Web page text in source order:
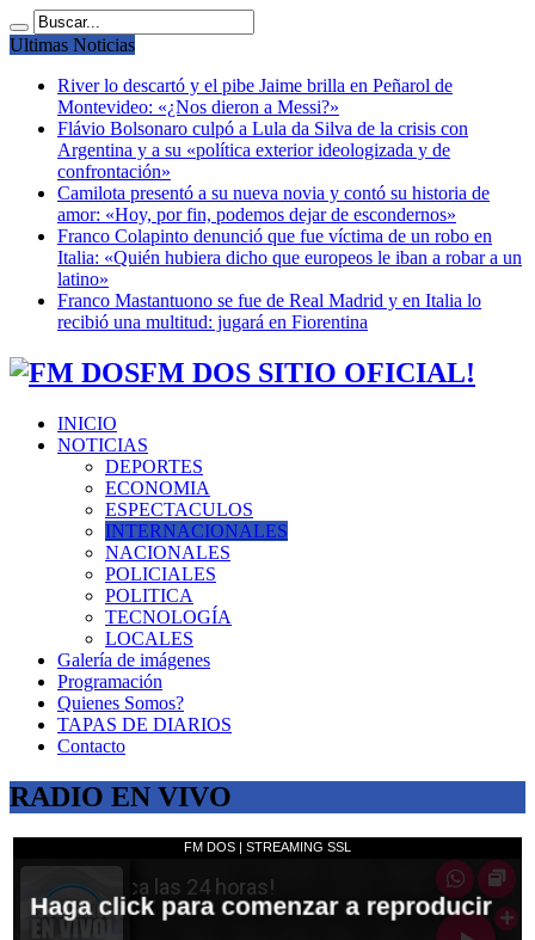
Ultimas Noticias
River lo descartó y el pibe Jaime brilla en Peñarol de
Montevideo: «¿Nos dieron a Messi?»
Flávio Bolsonaro culpó a Lula da Silva de la crisis con
Argentina y a su «política exterior ideologizada y de
confrontación»
Camilota presentó a su nueva novia y contó su historia de
amor: «Hoy, por fin, podemos dejar de escondernos»
Franco Colapinto denunció que fue víctima de un robo en
Italia: «Quién hubiera dicho que europeos le iban a robar a un
latino»
Franco Mastantuono se fue de Real Madrid y en Italia lo
recibió una multitud: jugará en Fiorentina
FM DOS SITIO OFICIAL!
INICIO
NOTICIAS
DEPORTES
ECONOMIA
ESPECTACULOS
INTERNACIONALES
NACIONALES
POLICIALES
POLITICA
TECNOLOGÍA
LOCALES
Galería de imágenes
Programación
Quienes Somos?
TAPAS DE DIARIOS
Contacto
RADIO EN VIVO